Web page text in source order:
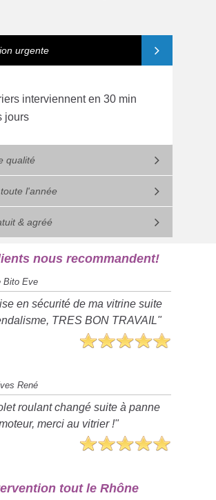
urgente
interviennent en 30 min
jours
qualité
l'année
& agréé
nous recommandent!
Bito Eve
en sécurité de ma vitrine suite
TRES BON TRAVAIL"
René
roulant changé suite à panne
merci au vitrier !"
tout le Rhône